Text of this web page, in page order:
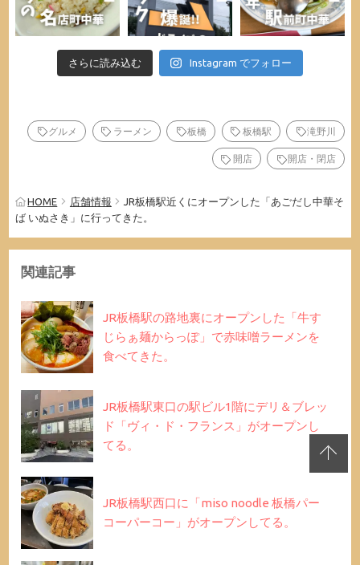
さらに読み込む Instagram でフォロー
グルメ ラーメン 板橋 板橋駅 滝野川
開店 開店・閉店
HOME 店舗情報
JR板橋駅近くにオープンした「あごだし中華そ
ば いぬさき」に行ってきた。
関連記事
JR板橋駅の路地裏にオープンした「牛す
じらぁ麺からっぽ」で赤味噌ラーメンを
食べてきた。
JR板橋駅東口の駅ビル1階にデリ＆ブレッ
ド「ヴィ・ド・フランス」がオープンし
てる。
JR板橋駅西口に「miso noodle 板橋パー
コーパーコー」がオープンしてる。